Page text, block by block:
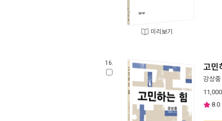
미리보기
16. 고민
강상중
11,000
8.0